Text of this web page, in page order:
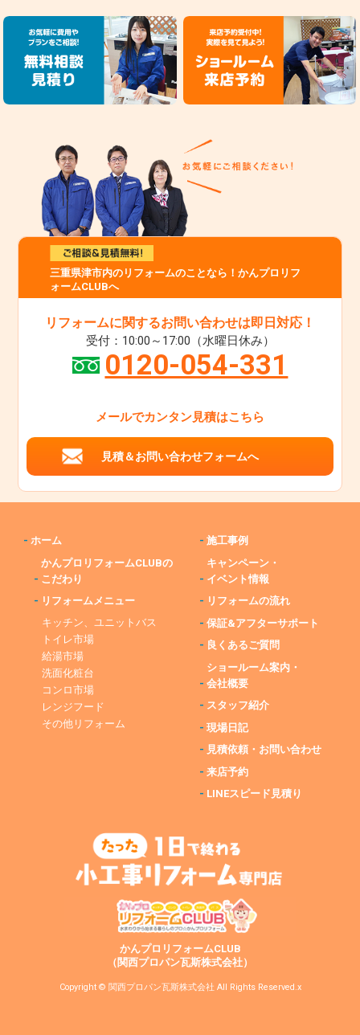
三重県津市内のリフォームのことなら！かんプロリフ
ォームCLUBへ
リフォームに関するお問い合わせは即日対応！
受付：10:00～17:00（水曜日休み）
0120-054-331
メールでカンタン見積はこちら
見積＆お問い合わせフォームへ
-ホーム
-
かんプロリフォームCLUBの
こだわり
- リフォームメニュー
キッチン、ユニットバス
トイレ市場
給湯市場
洗面化粧台
コンロ市場
レンジフード
その他リフォーム
-施工事例
-
キャンペーン・
イベント情報
- リフォームの流れ
-保証&アフターサポート
- 良くあるご質問
-
ショールーム案内・
会社概要
- スタッフ紹介
-現場日記
- 見積依頼・お問い合わせ
-来店予約
- LINEスピード見積り
かんプロリフォームCLUB
（関西プロパン瓦斯株式会社）
Copyright © 関西プロパン瓦斯株式会社 All Rights Reserved.x